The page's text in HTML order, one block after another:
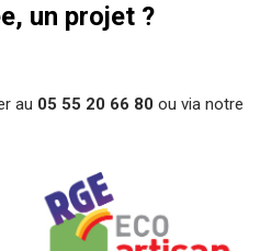
un projet ?
au 05 55 20 66 80 ou via notre